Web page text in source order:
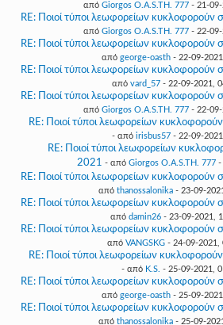
από Giorgos O.A.S.TH. 777- 21-09-
RE: Ποιοί τύποι λεωφορείων
από Giorgos O.A.S.TH. 777- 22-09-
RE: Ποιοί τύποι λεωφορείων
από george-oasth- 22-09-
RE: Ποιοί τύποι λεωφορείων
από vard_57- 22-09-2021,
RE: Ποιοί τύποι λεωφορείων
από Giorgos O.A.S.TH. 777- 22-09-
RE: Ποιοί τύποι λεωφορείων
- από irisbus57- 22-09-
RE: Ποιοί τύποι λεωφορείων
2021 - από Giorgos O.A.S.TH. 777-
RE: Ποιοί τύποι λεωφορείων
από thanossalonika - 23-09-
RE: Ποιοί τύποι λεωφορείων
από damin26 - 23-09-2021,
RE: Ποιοί τύποι λεωφορείων
από VANGSKG- 24-09-2021,
RE: Ποιοί τύποι λεωφορείων
- από K.S. - 25-09-2021,
RE: Ποιοί τύποι λεωφορείων
από george-oasth- 25-09-
RE: Ποιοί τύποι λεωφορείων
από thanossalonika - 25-09-